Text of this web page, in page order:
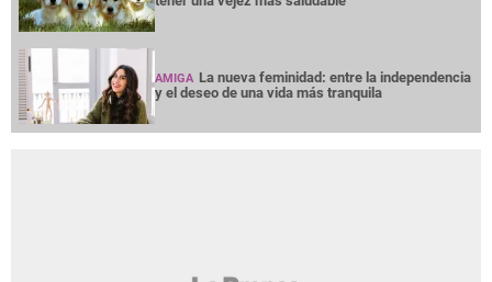
AMIGA La nueva feminidad: entre la independencia
y el deseo de una vida más tranquila